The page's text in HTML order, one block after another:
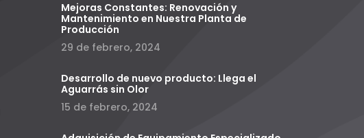
Mejoras Constantes: Renovación y
Mantenimiento en Nuestra Planta de
Producción
29 de febrero, 2024
Desarrollo de nuevo producto: Llega el
Aguarrás sin Olor
15 de febrero, 2024